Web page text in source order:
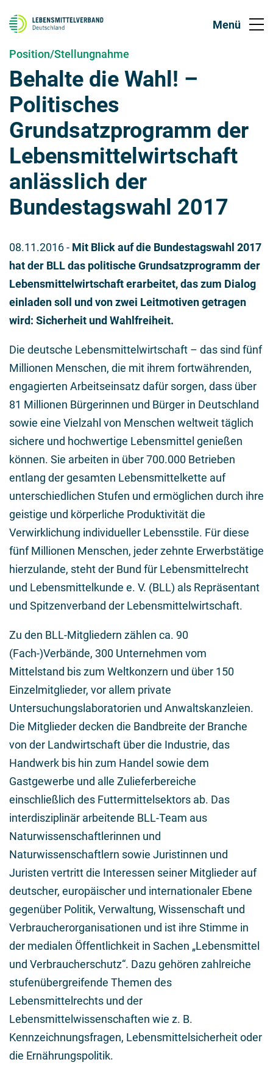
Position/Stellungnahme
Behalte die Wahl! –
Politisches
Grundsatzprogramm der
Lebensmittelwirtschaft
anlässlich der
Bundestagswahl 2017
08.11.2016- Mit Blick auf die Bundestagswahl 2017
hat der BLL das politische Grundsatzprogramm der
Lebensmittelwirtschaft erarbeitet, das zum Dialog
einladen soll und von zwei Leitmotiven getragen
wird: Sicherheit und Wahlfreiheit.
Die deutsche Lebensmittelwirtschaft – das sind fünf
Millionen Menschen, die mit ihrem fortwährenden,
engagierten Arbeitseinsatz dafür sorgen, dass über
81 Millionen Bürgerinnen und Bürger in Deutschland
sowie eine Vielzahl von Menschen weltweit täglich
sichere und hochwertige Lebensmittel genießen
können. Sie arbeiten in über 700.000 Betrieben
entlang der gesamten Lebensmittelkette auf
unterschiedlichen Stufen und ermöglichen durch ihre
geistige und körperliche Produktivität die
Verwirklichung individueller Lebensstile. Für diese
fünf Millionen Menschen, jeder zehnte Erwerbstätige
hierzulande, steht der Bund für Lebensmittelrecht
und Lebensmittelkunde e. V. (BLL) als Repräsentant
und Spitzenverband der Lebensmittelwirtschaft.
Zu den BLL-Mitgliedern zählen ca. 90
(Fach-)Verbände, 300 Unternehmen vom
Mittelstand bis zum Weltkonzern und über 150
Einzelmitglieder, vor allem private
Untersuchungslaboratorien und Anwaltskanzleien.
Die Mitglieder decken die Bandbreite der Branche
von der Landwirtschaft über die Industrie, das
Handwerk bis hin zum Handel sowie dem
Gastgewerbe und alle Zulieferbereiche
einschließlich des Futtermittelsektors ab. Das
interdisziplinär arbeitende BLL-Team aus
Naturwissenschaftlerinnen und
Naturwissenschaftlern sowie Juristinnen und
Juristen vertritt die Interessen seiner Mitglieder auf
deutscher, europäischer und internationaler Ebene
gegenüber Politik, Verwaltung, Wissenschaft und
Verbraucherorganisationen und ist ihre Stimme in
der medialen Öffentlichkeit in Sachen „Lebensmittel
und Verbraucherschutz“. Dazu gehören zahlreiche
stufenübergreifende Themen des
Lebensmittelrechts und der
Lebensmittelwissenschaften wie z. B.
Kennzeichnungsfragen, Lebensmittelsicherheit oder
die Ernährungspolitik.